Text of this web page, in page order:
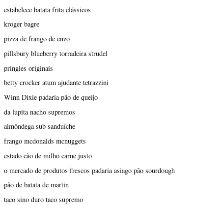
estabelece batata frita clássicos
kroger bagre
pizza de frango de enzo
pillsbury blueberry torradeira strudel
pringles originais
betty crocker atum ajudante tetrazzini
Winn Dixie padaria pão de queijo
da lupita nacho supremos
almôndega sub sanduíche
frango mcdonalds mcnuggets
estado cão de milho carne justo
o mercado de produtos frescos padaria asiago pão sourdough
pão de batata de martin
taco sino duro taco supremo